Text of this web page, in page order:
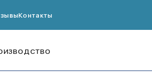
Контакты